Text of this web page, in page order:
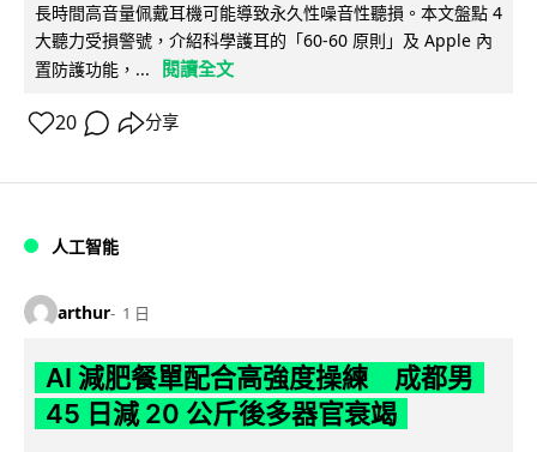
長時間高音量佩戴耳機可能導致永久性噪音性聽損。本文盤點 4
大聽力受損警號，介紹科學護耳的「60-60 原則」及 Apple 內
置防護功能，...
閱讀全文
20 分享
人工智能
arthur 1 日
AI 減肥餐單配合高強度操練 成都男
45 日減 20 公斤後多器官衰竭